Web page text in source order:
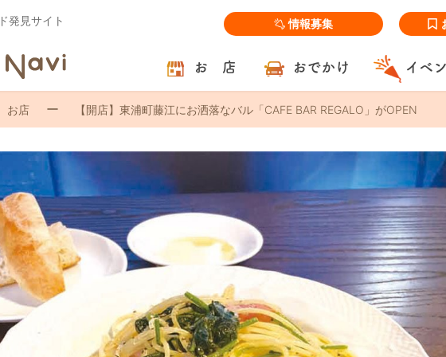
発見サイト 情報募集
お 店 おでかけ イベ
お店 【開店】東浦町藤江にお洒落なバル「CAFE BAR REGALO」がOPEN